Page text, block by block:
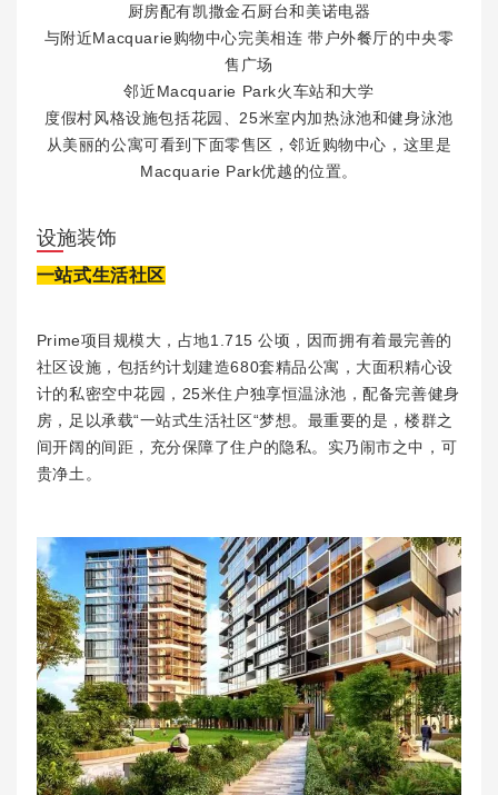
厨房配有凯撒金石厨台和美诺电器
与附近Macquarie购物中心完美相连 带户外餐厅的中央零
售广场
邻近Macquarie Park火车站和大学
度假村风格设施包括花园、25米室内加热泳池和健身泳池
从美丽的公寓可看到下面零售区，邻近购物中心，这里是
Macquarie Park优越的位置。
设施装饰
一站式生活社区
Prime项目规模大，占地1.715 公顷，因而拥有着最完善的
社区设施，包括约计划建造680套精品公寓，大面积精心设
计的私密空中花园，25米住户独享恒温泳池，配备完善健身
房，足以承载“一站式生活社区“梦想。最重要的是，楼群之
间开阔的间距，充分保障了住户的隐私。实乃闹市之中，可
贵净土。